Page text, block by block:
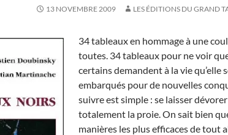
13 NOVEMBRE 2009 LES ÉDITIONS DU GRAND
34 tableaux en hommage à une
toutes. 34 tableaux pour ne voir
certains demandent à la vie qu’elle
embarqués pour de nouvelles
suivre est simple : se laisser
totalement la proie. On sait bien
manières les plus efficaces de tout